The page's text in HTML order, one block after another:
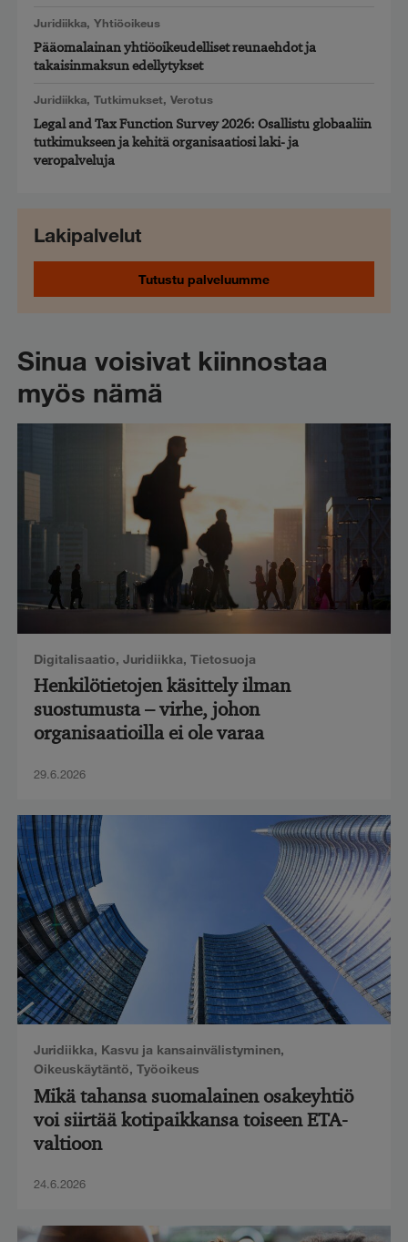
Juridiikka, Yhtiöoikeus
Pääomalainan yhtiöoikeudelliset reunaehdot ja
takaisinmaksun edellytykset
Juridiikka, Tutkimukset, Verotus
Legal and Tax Function Survey 2026: Osallistu globaaliin
tutkimukseen ja kehitä organisaatiosi laki- ja
veropalveluja
Lakipalvelut
Tutustu palveluumme
Sinua voisivat kiinnostaa
myös nämä
Digitalisaatio, Juridiikka, Tietosuoja
Henkilötietojen käsittely ilman
suostumusta – virhe, johon
organisaatioilla ei ole varaa
29.6.2026
Juridiikka, Kasvu ja kansainvälistyminen,
Oikeuskäytäntö, Työoikeus
Mikä tahansa suomalainen osakeyhtiö
voi siirtää kotipaikkansa toiseen ETA-
valtioon
24.6.2026